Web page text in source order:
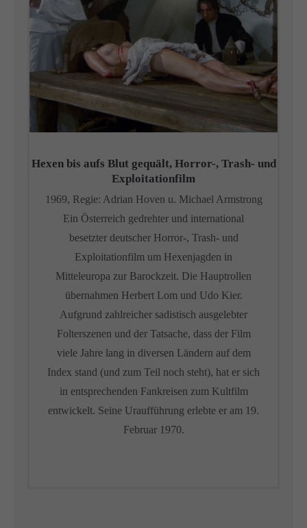
Hexen bis aufs Blut gequält, Horror-, Trash- und
Exploitationfilm
1969, Regie: Adrian Hoven u. Michael Armstrong
Ein Österreich gedrehter und international
besetzter deutscher Horror-, Trash- und
Exploitationfilm um Hexenjagden in
Mitteleuropa zur Barockzeit. Die Hauptrollen
übernahmen Herbert Lom und Udo Kier.
Aufgrund zahlreicher sadistisch ausgelebter
Folterszenen und der Tatsache, dass der Film
viele Jahre lang in diversen Ländern auf dem
Index stand (und zum Teil noch steht), hat er sich
in entsprechenden Fankreisen zum Kultfilm
entwickelt. Seine Uraufführung erlebte er am 19.
Februar 1970.